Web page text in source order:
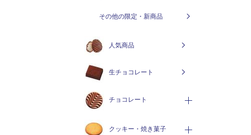
その他の限定・新商品
人気商品
生チョコレート
チョコレート
クッキー・焼き菓子